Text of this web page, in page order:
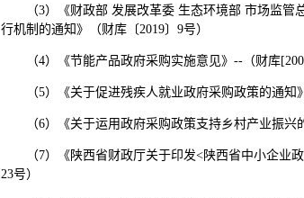
（3）《财政部 发展改革委 生态环境部 市场监
行机制的通知》（财库〔2019〕9号）
（4）《节能产品政府采购实施意见》--（财库
（5）《关于促进残疾人就业政府采购政策的通知
（6）《关于运用政府采购政策支持乡村产业振兴
（7）《陕西省财政厅关于印发<陕西省中小企业
23号）